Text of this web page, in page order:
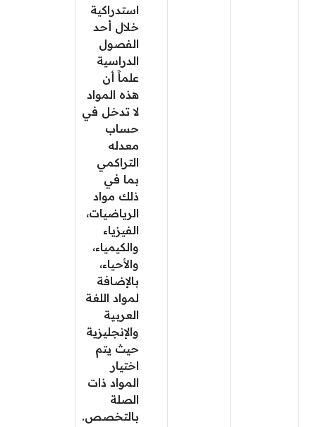
استدراكية
خلال أحد
الفصول
الدراسية
علماََ أن
هذه المواد
لا تدخل في
حساب
معدله
التراكمي
بما في
ذلك مواد
الرياضيات،
الفيزياء
والكيمياء،
والأحياء،
بالإضافة
لمواد اللغة
العربية
والإنجليزية
حيث يتم
اختيار
المواد ذات
الصلة
بالتخصص.